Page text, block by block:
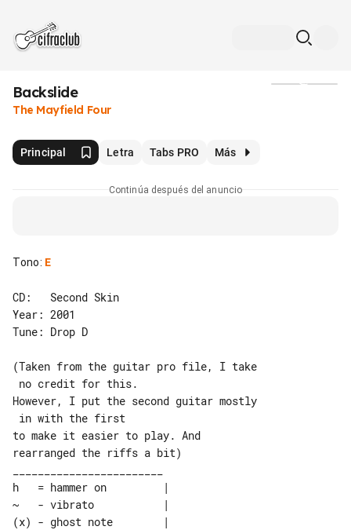
Backslide
The Mayfield Four
Principal Letra Tabs PRO Más
Continúa después del anuncio
Tono: E
CD:   Second Skin
Year: 2001
Tune: Drop D
(Taken from the guitar pro file, I take
However, I put the second guitar mostly
to make it easier to play. And
rearranged the riffs a bit)
h   = hammer on         |
~   - vibrato           |
(x) - ghost note        |